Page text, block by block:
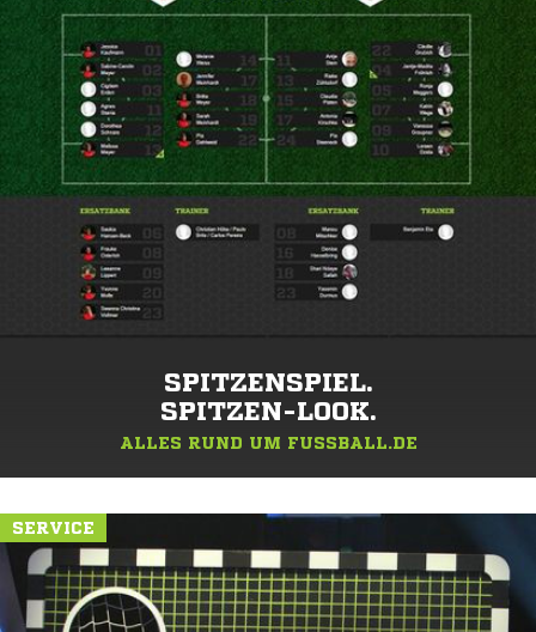
SPITZENSPIEL.
SPITZEN-LOOK.
ALLES RUND UM FUSSBALL.DE
SERVICE